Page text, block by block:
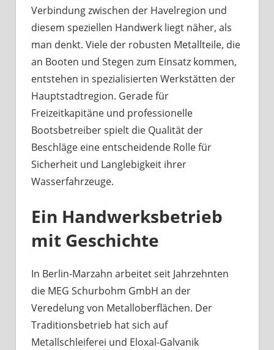
Verbindung zwischen der Havelregion und
diesem speziellen Handwerk liegt näher, als
man denkt. Viele der robusten Metallteile, die
an Booten und Stegen zum Einsatz kommen,
entstehen in spezialisierten Werkstätten der
Hauptstadtregion. Gerade für
Freizeitkapitäne und professionelle
Bootsbetreiber spielt die Qualität der
Beschläge eine entscheidende Rolle für
Sicherheit und Langlebigkeit ihrer
Wasserfahrzeuge.
Ein Handwerksbetrieb
mit Geschichte
In Berlin-Marzahn arbeitet seit Jahrzehnten
die MEG Schurbohm GmbH an der
Veredelung von Metalloberflächen. Der
Traditionsbetrieb hat sich auf
Metallschleiferei und Eloxal-Galvanik